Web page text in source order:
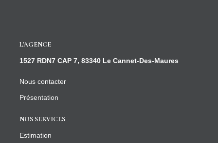
L'AGENCE
1527 RDN7 CAP 7, 83340 Le Cannet-Des-Maures
Nous contacter
Présentation
NOS SERVICES
Estimation